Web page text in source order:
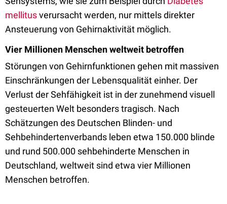
mellitusverursacht werden, nur mittels direkter
Ansteuerung von Gehirnaktivität möglich.
Vier Millionen Menschen weltweit betroffen
Störungen von Gehirnfunktionen gehen mit massiven
Einschränkungen der Lebensqualität einher. Der
Verlust der Sehfähigkeit ist in der zunehmend visuell
gesteuerten Welt besonders tragisch. Nach
Schätzungen des Deutschen Blinden- und
Sehbehindertenverbands leben etwa 150.000 blinde
und rund 500.000 sehbehinderte Menschen in
Deutschland, weltweit sind etwa vier Millionen
Menschen betroffen.